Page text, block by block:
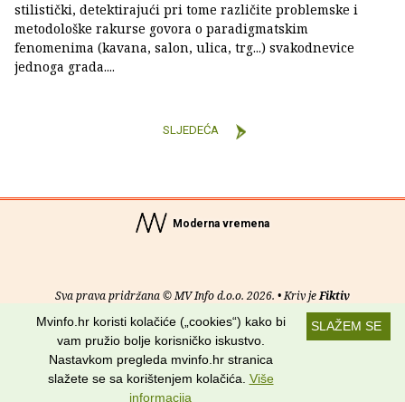
stilistički, detektirajući pri tome različite problemske i
metodološke rakurse govora o paradigmatskim
fenomenima (kavana, salon, ulica, trg...) svakodnevice
jednoga grada....
SLJEDEĆA
Moderna vremena
Sva prava pridržana © MV Info d.o.o. 2026. • Kriv jeFiktiv
Uvjeti korištenja RSS kanali
Potraži nas na:
SLAŽEM SE
Mvinfo.hr koristi kolačiće („cookies“) kako bi
vam pružio bolje korisničko iskustvo.
Nastavkom pregleda mvinfo.hr stranica
slažete se sa korištenjem kolačića. Više
informacija